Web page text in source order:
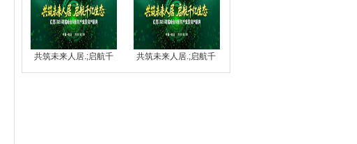
共筑未来人居.;启航千 共筑未来人居.;启航千